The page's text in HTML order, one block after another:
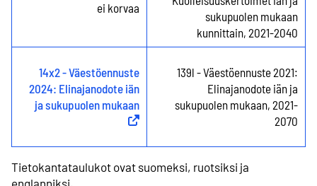
ei korvaa
sukupuolen mukaan
kunnittain, 2021-2040
14x2 - Väestöennuste
2024: Elinajanodote iän
ja sukupuolen mukaan
Ulkoinen linkki)
139l - Väestöennuste 2021:
Elinajanodote iän ja
sukupuolen mukaan, 2021-
2070
Tietokantataulukot ovat suomeksi, ruotsiksi ja